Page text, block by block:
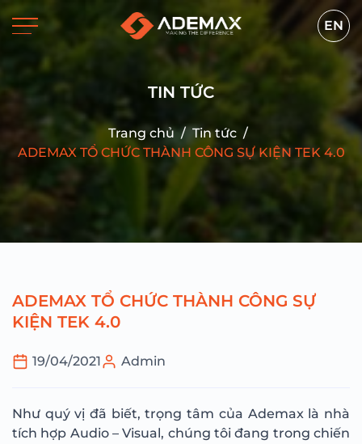
EN
TIN TỨC
Trang chủ / Tin tức /
ADEMAX TỔ CHỨC THÀNH CÔNG SỰ KIỆN TEK 4.0
ADEMAX TỔ CHỨC THÀNH CÔNG SỰ
KIỆN TEK 4.0
19/04/2021 Admin
Như quý vị đã biết, trọng tâm của Ademax là nhà
tích hợp Audio – Visual, chúng tôi đang trong chiến